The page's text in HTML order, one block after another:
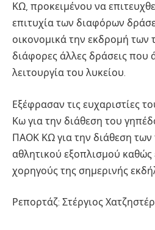
ΚΩ, προκειμένου να
επιτυχία των διαφόρων
οικονομικά την εκδρομή των
διάφορες άλλες δράσεις που
λειτουργία του λυκείου.
Εξέφρασαν τις ευχαριστίες
Κω για την διάθεση του
ΠΑΟΚ ΚΩ για την διάθεση των
αθλητικού εξοπλισμού καθώς
χορηγούς της σημερινής
Ρεπορτάζ: Στέργιος